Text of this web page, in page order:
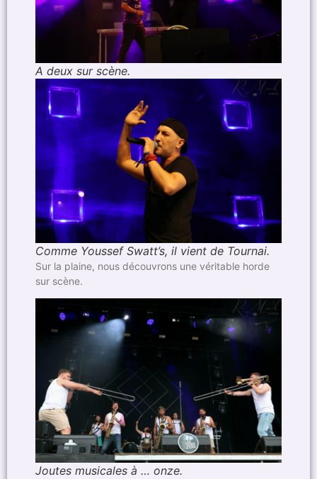
A deux sur scène.
Comme Youssef Swatt’s, il vient de Tournai.
Sur la plaine, nous découvrons une véritable horde
sur scène.
Joutes musicales à … onze.